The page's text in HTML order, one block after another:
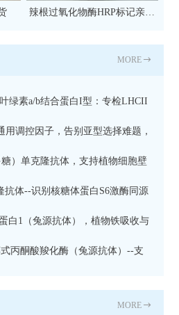
辣根过氧化物酶HRP标记亲和
抗 现货
MORE
绿素a/b结合蛋白I型：专检LHCII
用调控因子，告别亚型选择难题，
纽蛋白
）单克隆抗体，支持植物细胞壁
抗体--识别核糖体蛋白S6激酶同源
白1（兔源抗体），植物铁吸收与
工具
丙酮酸羧化酶（兔源抗体）--支
MORE